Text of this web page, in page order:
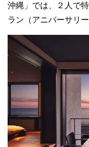
沖縄」では、２人で
ラン（アニバーサリ